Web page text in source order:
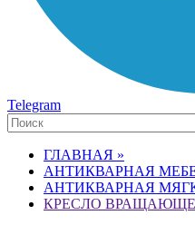
Telegram
ГЛАВНАЯ »
АНТИКВАРНАЯ
АНТИКВАРНАЯ
КРЕСЛО